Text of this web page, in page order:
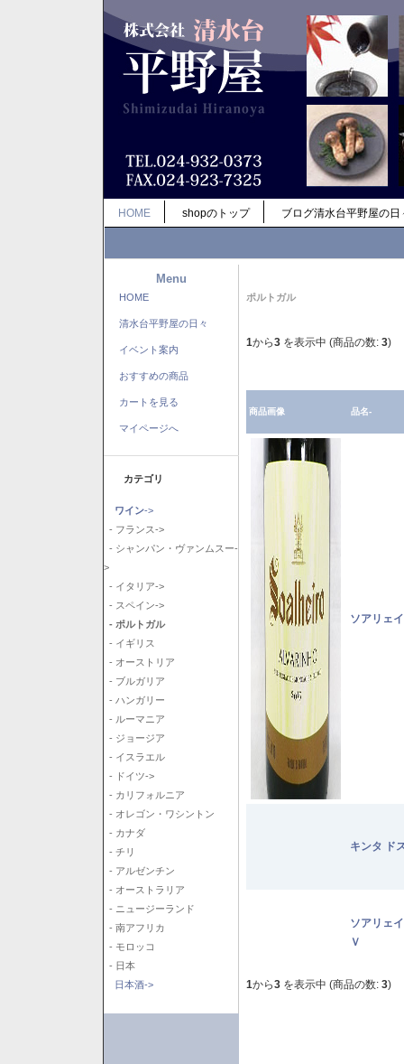
HOME shopのトップ ブログ清水台平野屋の日
Menu
HOME
清水台平野屋の日々
イベント案内
おすすめの商品
カートを見る
マイページへ
カテゴリ
ワイン->
- フランス->
- シャンパン・ヴァンムスー-
>
- イタリア->
- スペイン->
- ポルトガル
- イギリス
- オーストリア
- ブルガリア
- ハンガリー
- ルーマニア
- ジョージア
- イスラエル
- ドイツ->
- カリフォルニア
- オレゴン・ワシントン
- カナダ
- チリ
- アルゼンチン
- オーストラリア
- ニュージーランド
- 南アフリカ
- モロッコ
- 日本
日本酒->
ポルトガル
1から3 を表示中 (商品の数: 3)
商品画像 品名-
ソアリェ
キンタ ド
ソアリェ
Ｖ
1から3 を表示中 (商品の数: 3)